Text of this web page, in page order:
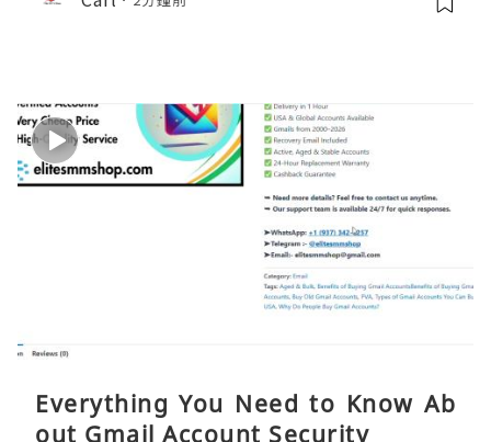
Everything You Need to Know Ab
out Gmail Account Security